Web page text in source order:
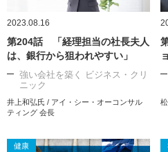
2023.08.16
第204話 「経理担当の社長夫人
は、銀行から狙われやすい」
強い会社を築く ビジネス・クリ
ニック
井上和弘氏 / アイ・シー・オーコンサル
ティング 会長
健康